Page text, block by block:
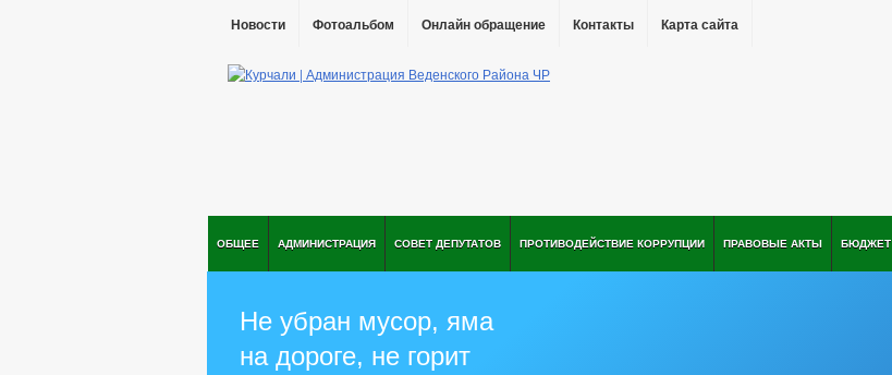
Новости Фотоальбом Онлайн обращение Контакты Карта сайта
ОБЩЕЕ АДМИНИСТРАЦИЯ СОВЕТ ДЕПУТАТОВ ПРОТИВОДЕЙСТВИЕ КОРРУПЦИИ ПРАВОВЫЕ АКТЫ БЮДЖЕТ
Не убран мусор, яма
на дороге, не горит